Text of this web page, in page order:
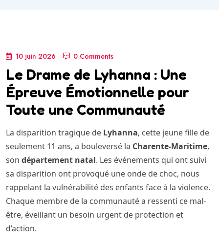
10 juin 2026 0 Comments
Le Drame de Lyhanna : Une
Épreuve Émotionnelle pour
Toute une Communauté
La disparition tragique de Lyhanna, cette jeune fille de
seulement 11 ans, a bouleversé la Charente-Maritime,
son département natal. Les événements qui ont suivi
sa disparition ont provoqué une onde de choc, nous
rappelant la vulnérabilité des enfants face à la violence.
Chaque membre de la communauté a ressenti ce mal-
être, éveillant un besoin urgent de protection et
d’action.